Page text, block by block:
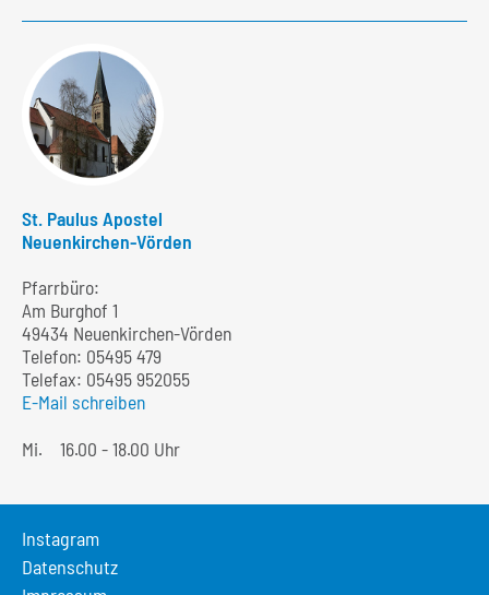
St. Paulus Apostel
Neuenkirchen-Vörden
Pfarrbüro:
Am Burghof 1
49434 Neuenkirchen-Vörden
Telefon: 05495 479
Telefax: 05495 952055
E-Mail schreiben
Mi.
16.00 - 18.00 Uhr
Instagram
Datenschutz